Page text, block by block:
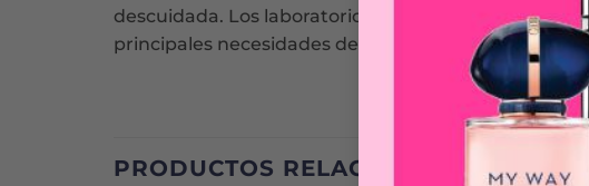
descuidada. Los laboratorios de L’Oreal Paris
principales necesidades de la piel.
PRODUCTOS RELACIONADOS